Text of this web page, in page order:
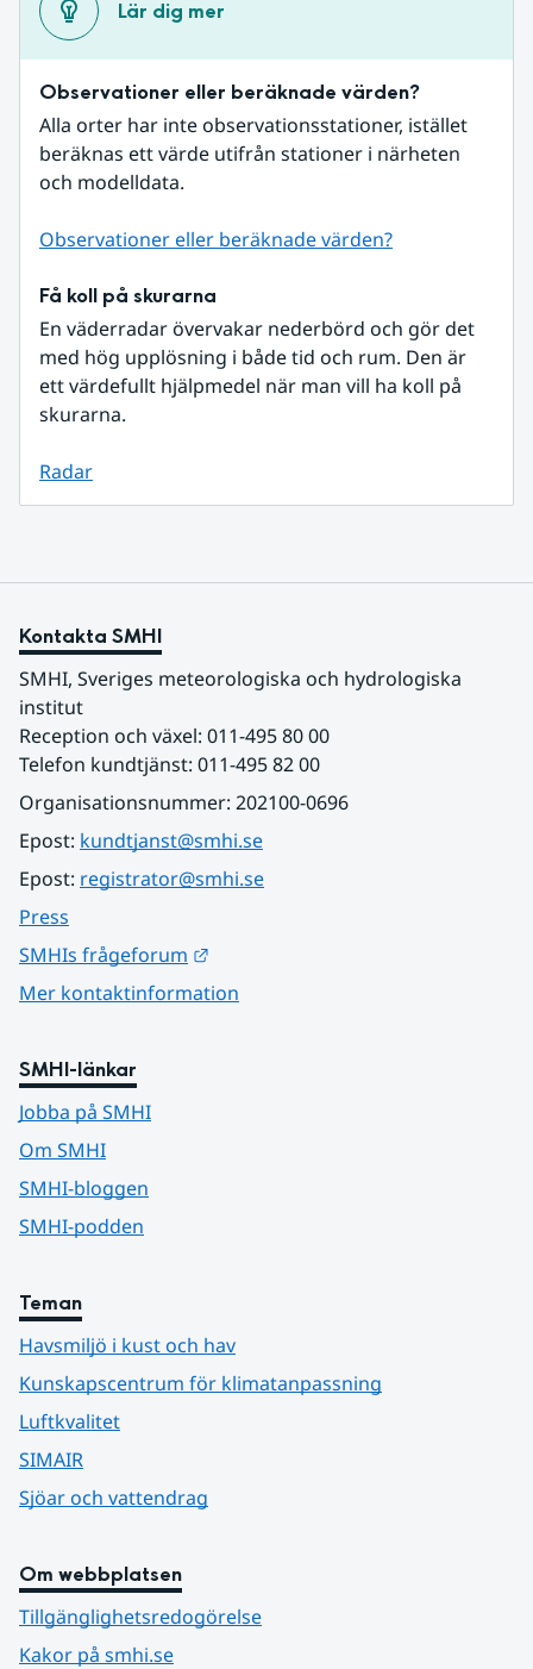
Lär dig mer
Observationer eller beräknade värden?
Alla orter har inte observationsstationer, istället
beräknas ett värde utifrån stationer i närheten
och modelldata.
Observationer eller beräknade värden?
Få koll på skurarna
En väderradar övervakar nederbörd och gör det
med hög upplösning i både tid och rum. Den är
ett värdefullt hjälpmedel när man vill ha koll på
skurarna.
Radar
Kontakta SMHI
SMHI, Sveriges meteorologiska och hydrologiska
institut
Reception och växel: 011-495 80 00
Telefon kundtjänst: 011-495 82 00
Organisationsnummer: 202100-0696
Epost: kundtjanst@smhi.se
Epost: registrator@smhi.se
Press
SMHIs frågeforum
Mer kontaktinformation
SMHI-länkar
Jobba på SMHI
Om SMHI
SMHI-bloggen
SMHI-podden
Teman
Havsmiljö i kust och hav
Kunskapscentrum för klimatanpassning
Luftkvalitet
SIMAIR
Sjöar och vattendrag
Om webbplatsen
Tillgänglighetsredogörelse
Kakor på smhi.se